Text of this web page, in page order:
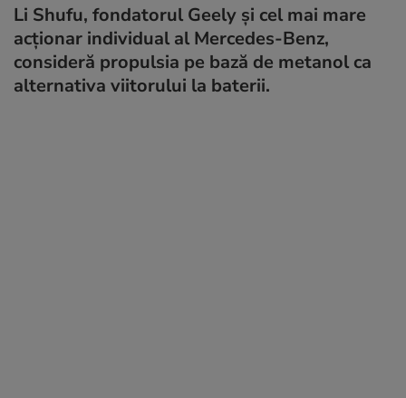
Li Shufu, fondatorul Geely și cel mai mare
acționar individual al Mercedes-Benz,
consideră propulsia pe bază de metanol ca
alternativa viitorului la baterii.